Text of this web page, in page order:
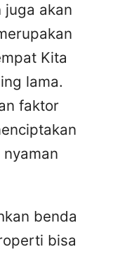
akan
Kita
lama.
faktor
benda
bisa